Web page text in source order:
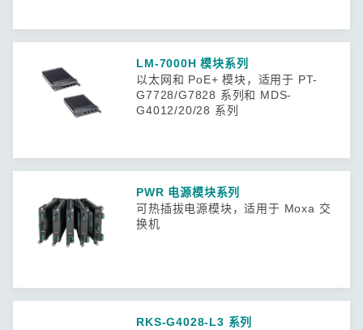
LM-7000H 模块系列
以太网和 PoE+ 模块，适用于 PT-
G7728/G7828 系列和 MDS-
G4012/20/28 系列
PWR 电源模块系列
可热插拔电源模块，适用于 Moxa 交
换机
RKS-G4028-L3 系列